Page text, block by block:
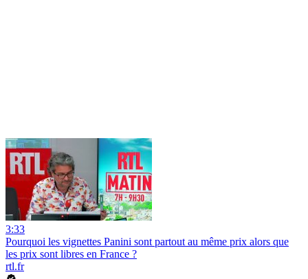
3:33
Pourquoi les vignettes Panini sont partout au même prix alors que
les prix sont libres en France ?
rtl.fr